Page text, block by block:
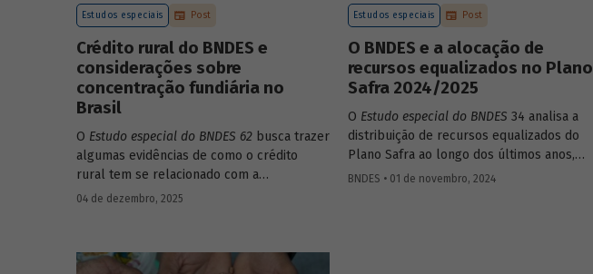
Estudos especiais Post
Crédito rural do BNDES e
considerações sobre
concentração fundiária no
Brasil
O Estudo especial do BNDES 62 busca trazer
algumas evidências de como o crédito
rural tem se relacionado com a
concentração de terras no país e qual o
04 de dezembro, 2025
Estudos especiais Post
O BNDES e a alocação de
recursos equalizados no Plano
Safra 2024/2025
O Estudo especial do BNDES 34 analisa a
distribuição de recursos equalizados do
Plano Safra ao longo dos últimos anos,
demonstrando o crescimento da
BNDES • 01 de novembro, 2024